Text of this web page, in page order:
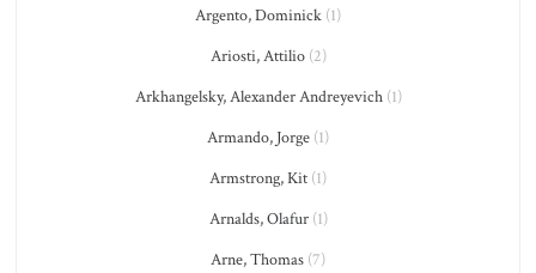
Argento, Dominick (1)
Ariosti, Attilio(2)
Arkhangelsky, Alexander Andreyevich(1)
Armando, Jorge (1)
Armstrong, Kit (1)
Arnalds, Olafur(1)
Arne, Thomas (7)